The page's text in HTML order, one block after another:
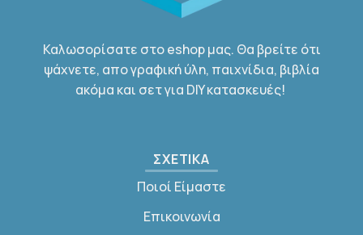
Καλωσορίσατε στο eshop μας. Θα βρείτε ότι
ψάχνετε, απο γραφική ύλη, παιχνίδια, βιβλία
ακόμα και σετ για DIY κατασκευές!
ΣΧΕΤΙΚΑ
Ποιοί Είμαστε
Επικοινωνία